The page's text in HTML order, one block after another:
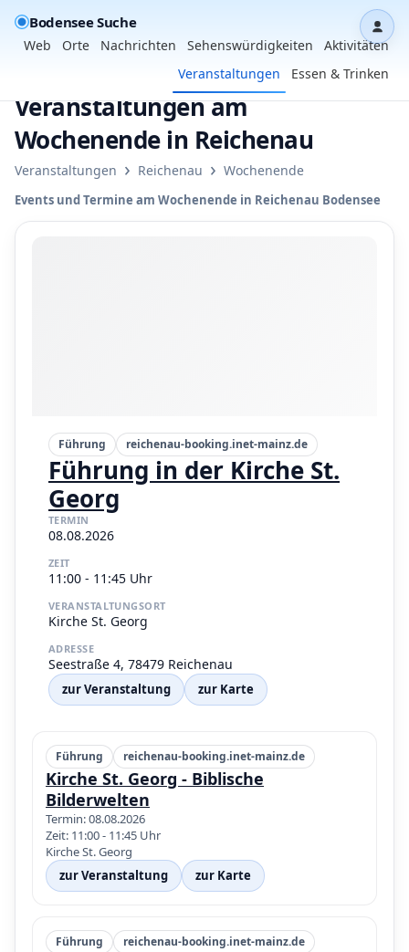
Bodensee Suche
Web Orte Nachrichten Sehenswürdigkeiten
Aktivitäten
Veranstaltungen
Essen & Trinken
Veranstaltungen am
Wochenende in Reichenau
Veranstaltungen › Reichenau › Wochenende
Events und Termine am Wochenende in Reichenau Bodensee
Führung reichenau-booking.inet-mainz.de
Führung in der Kirche St.
Georg
TERMIN
08.08.2026
ZEIT
11:00 - 11:45 Uhr
VERANSTALTUNGSORT
Kirche St. Georg
ADRESSE
Seestraße 4, 78479 Reichenau
zur Veranstaltung zur Karte
Führung reichenau-booking.inet-mainz.de
Kirche St. Georg - Biblische
Bilderwelten
Termin: 08.08.2026
Zeit: 11:00 - 11:45 Uhr
Kirche St. Georg
zur Veranstaltung
zur Karte
Führung reichenau-booking.inet-mainz.de